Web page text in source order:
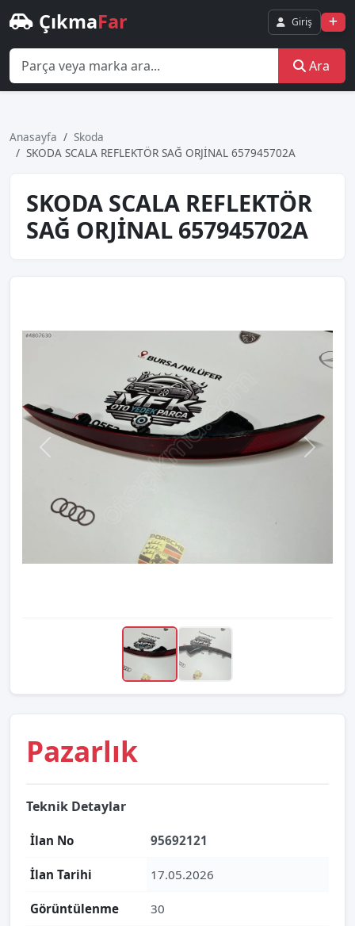
ÇıkmaFar Giriş
Ara
Anasayfa
Skoda
SKODA SCALA REFLEKTÖR SAĞ ORJİNAL 657945702A
SKODA SCALA REFLEKTÖR
SAĞ ORJİNAL 657945702A
Pazarlık
Teknik Detaylar
İlan No 95692121
İlan Tarihi 17.05.2026
Görüntülenme 30